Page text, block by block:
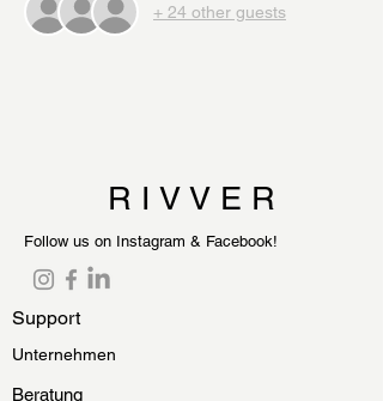
+ 24 other guests
R I V V E R
Follow us on Instagram & Facebook!
Support
Unternehmen
Beratung